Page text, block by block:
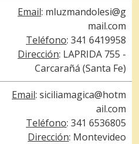
Email: mluzmandolesi@g
mail.com
Teléfono: 341 6419958
Dirección: LAPRIDA 755 -
Carcarañá (Santa Fe)
Email: siciliamagica@hotm
ail.com
Teléfono: 341 6536805
Dirección: Montevideo